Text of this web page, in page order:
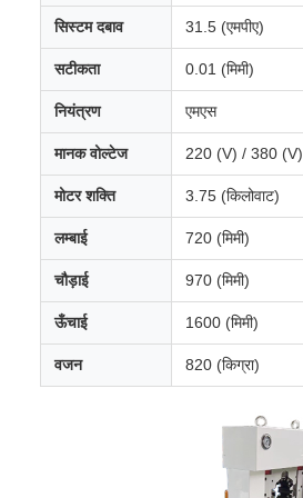
सिस्टम दबाव 31.5 (एमपीए)
सटीकता 0.01 (मिमी)
नियंत्रण एमएस
मानक वोल्टेज 220 (V) / 380 (V)
मोटर शक्ति 3.75 (किलोवाट)
लम्बाई 720 (मिमी)
चौड़ाई 970 (मिमी)
ऊँचाई 1600 (मिमी)
वजन 820 (किग्रा)